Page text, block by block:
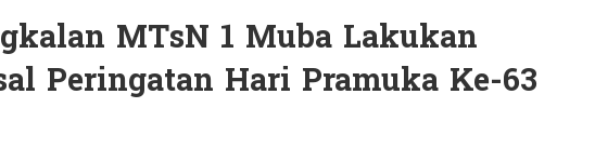
MTsN 1 Muba Lakukan
Peringatan Hari Pramuka Ke-63